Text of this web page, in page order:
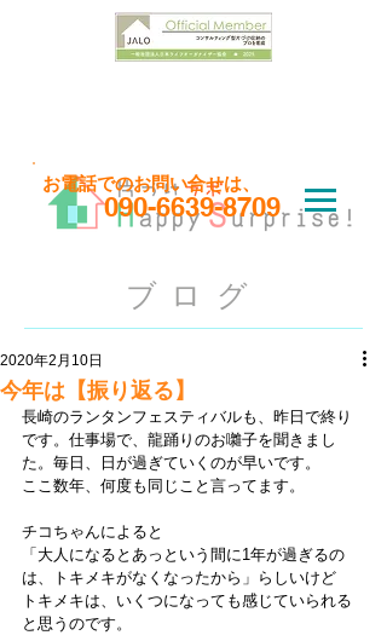
090-6639-8709
​お電話でのお問い合せは、
ブログ
今年は【振り返る】
2020年2月10日
長崎のランタンフェスティバルも、昨日で終り
です。仕事場で、龍踊りのお囃子を聞きまし
た。毎日、日が過ぎていくのが早いです。
ここ数年、何度も同じこと言ってます。
チコちゃんによると
「大人になるとあっという間に1年が過ぎるの
は、トキメキがなくなったから」らしいけど
トキメキは、いくつになっても感じていられる
と思うのです。